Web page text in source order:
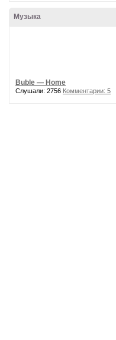
Музыка
Buble — Home
Слушали: 2756 Комментарии: 5